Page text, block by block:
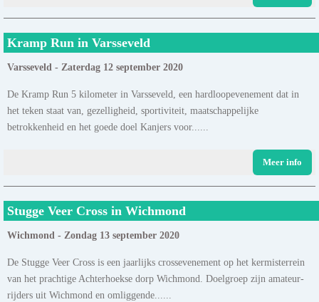
Kramp Run in Varsseveld
Varsseveld - Zaterdag 12 september 2020
De Kramp Run 5 kilometer in Varsseveld, een hardloopevenement dat in
het teken staat van, gezelligheid, sportiviteit, maatschappelijke
betrokkenheid en het goede doel Kanjers voor......
Meer info
Stugge Veer Cross in Wichmond
Wichmond - Zondag 13 september 2020
De Stugge Veer Cross is een jaarlijks crossevenement op het kermisterrein
van het prachtige Achterhoekse dorp Wichmond. Doelgroep zijn amateur-
rijders uit Wichmond en omliggende......